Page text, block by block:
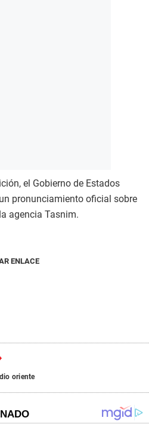
el Gobierno de Estados
pronunciamiento oficial sobre
agencia Tasnim.
ENLACE
oriente